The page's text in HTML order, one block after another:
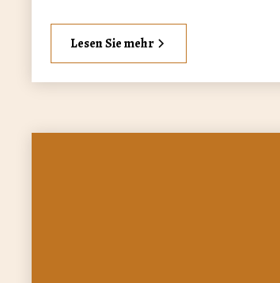
Lesen Sie mehr